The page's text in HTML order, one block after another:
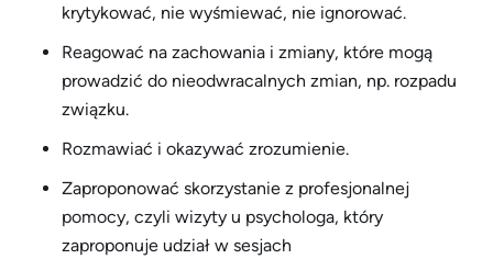
krytykować, nie wyśmiewać, nie ignorować.
Reagować na zachowania i zmiany, które mogą
prowadzić do nieodwracalnych zmian, np. rozpadu
związku.
Rozmawiać i okazywać zrozumienie.
Zaproponować skorzystanie z profesjonalnej
pomocy, czyli wizyty u psychologa, który
zaproponuje udział w sesjach